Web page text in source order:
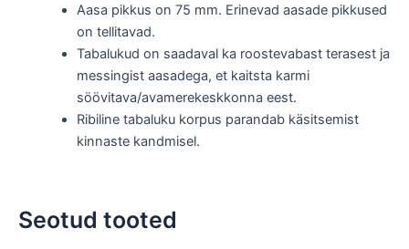
Aasa pikkus on 75 mm. Erinevad aasade pikkused
on tellitavad.
Tabalukud on saadaval ka roostevabast terasest ja
messingist aasadega, et kaitsta karmi
söövitava/avamerekeskkonna eest.
Ribiline tabaluku korpus parandab käsitsemist
kinnaste kandmisel.
Seotud tooted